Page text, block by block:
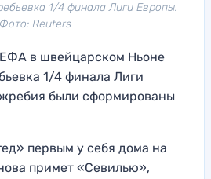
1/4 финала Лиги Европы.
Фото: Reuters
в швейцарском Ньоне
1/4 финала Лиги
были сформированы
первым у себя дома на
примет «Севилью»,